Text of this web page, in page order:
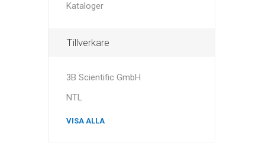
Kataloger
Tillverkare
3B Scientific GmbH
NTL
VISA ALLA